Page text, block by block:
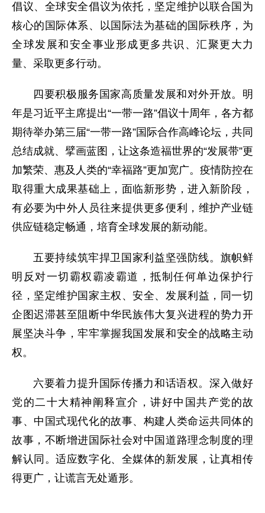
倡议、全球安全倡议为依托，坚定维护以联合国为
核心的国际体系、以国际法为基础的国际秩序，为
全球发展和安全事业形成更多共识、汇聚更大力
量、采取更多行动。
四要积极服务国家高质量发展和对外开放。明
年是习近平主席提出“一带一路”倡议十周年，各方都
期待举办第三届“一带一路”国际合作高峰论坛，共同
总结成就、擘画蓝图，让这条造福世界的“发展带”更
加繁荣、惠及人类的“幸福路”更加宽广。疫情防控在
取得重大成果基础上，面临新形势，进入新阶段，
有必要为中外人员往来提供更多便利，维护产业链
供应链稳定畅通，培育全球发展的新动能。
五要持续筑牢捍卫国家利益坚强防线。旗帜鲜
明反对一切霸权霸凌霸道，抵制任何单边保护行
径，坚定维护国家主权、安全、发展利益，同一切
企图迟滞甚至阻断中华民族伟大复兴进程的势力开
展坚决斗争，牢牢掌握我国发展和安全的战略主动
权。
六要着力提升国际传播力和话语权。深入做好
党的二十大精神阐释宣介，讲好中国共产党的故
事、中国式现代化的故事、构建人类命运共同体的
故事，不断增进国际社会对中国道路理念制度的理
解认同。适应数字化、全媒体的新发展，让真相传
得更广，让谎言无处遁形。